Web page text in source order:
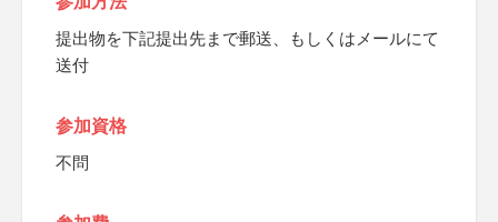
提出物を下記提出先まで郵送、もしくはメールにて
送付
参加資格
不問